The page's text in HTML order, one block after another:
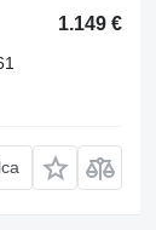
1.149 €